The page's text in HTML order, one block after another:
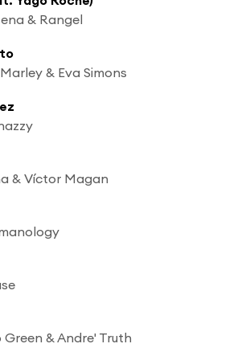
& Rangel
& Eva Simons
& Víctor Magan
& Andre' Truth